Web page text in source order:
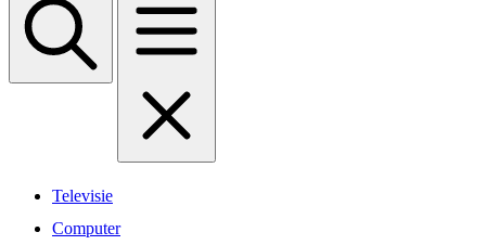
Televisie
Computer